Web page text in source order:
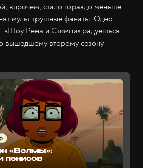
впрочем, стало гораздо меньше.
мульт трушные фанаты. Одно
«Шоу Рена и Стимпи» радуешься
вышедшему второму сезону